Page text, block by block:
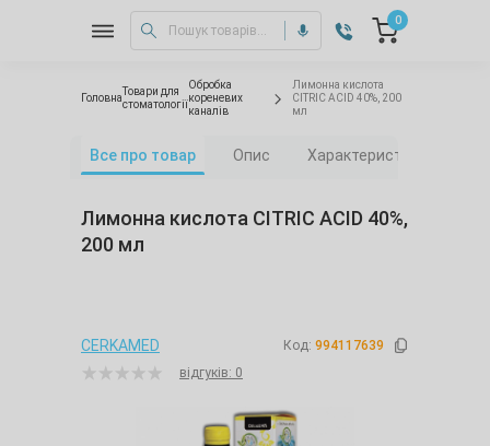
0
Головна
Товари для
стоматології
Обробка
кореневих
каналів
Лимонна кислота
CITRIC ACID 40%, 200
мл
Все про товар Опис Характеристики
Лимонна кислота CITRIC ACID 40%,
200 мл
CERKAMED Код: 994117639
відгуків: 0